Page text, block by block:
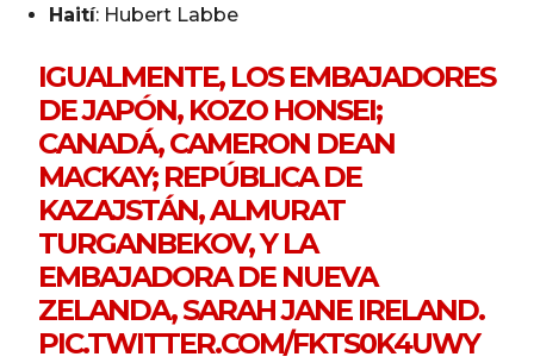
Haití: Hubert Labbe
IGUALMENTE, LOS EMBAJADORES
DE JAPÓN, KOZO HONSEI;
CANADÁ, CAMERON DEAN
MACKAY; REPÚBLICA DE
KAZAJSTÁN, ALMURAT
TURGANBEKOV, Y LA
EMBAJADORA DE NUEVA
ZELANDA, SARAH JANE IRELAND.
PIC.TWITTER.COM/FKTS0K4UWY